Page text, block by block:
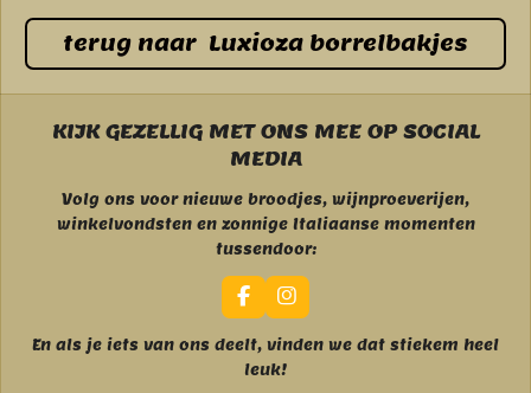
n
e
n
terug naar Luxioza borrelbakjes
KIJK GEZELLIG MET ONS MEE OP SOCIAL
MEDIA
Volg ons voor nieuwe broodjes, wijnproeverijen,
winkelvondsten en zonnige Italiaanse momenten
tussendoor:
F
a
c
e
b
I
n
s
t
a
En als je iets van ons deelt, vinden we dat stiekem heel
leuk!